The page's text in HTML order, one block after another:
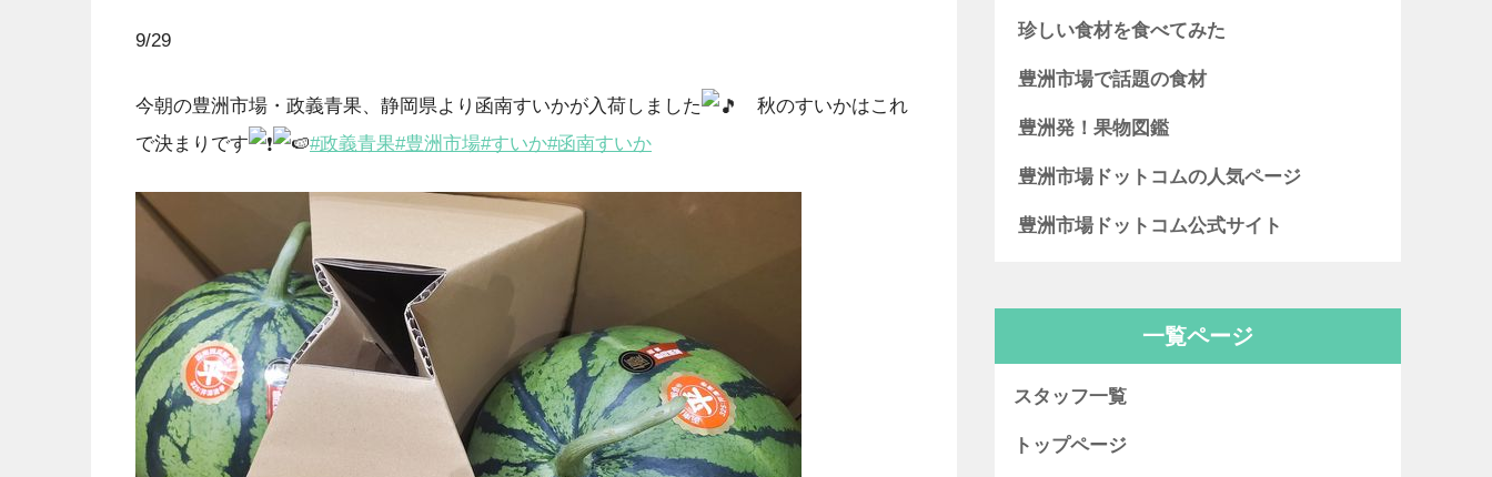
9/29
今朝の豊洲市場・政義青果、静岡県より函南すいかが入荷しました
秋のすいかはこれ
で決まりです
#政義青果#豊洲市場#すいか#函南すいか
珍しい食材を食べてみた
豊洲市場で話題の食材
豊洲発！果物図鑑
豊洲市場ドットコムの人気ページ
豊洲市場ドットコム公式サイト
一覧ページ
スタッフ一覧
トップページ